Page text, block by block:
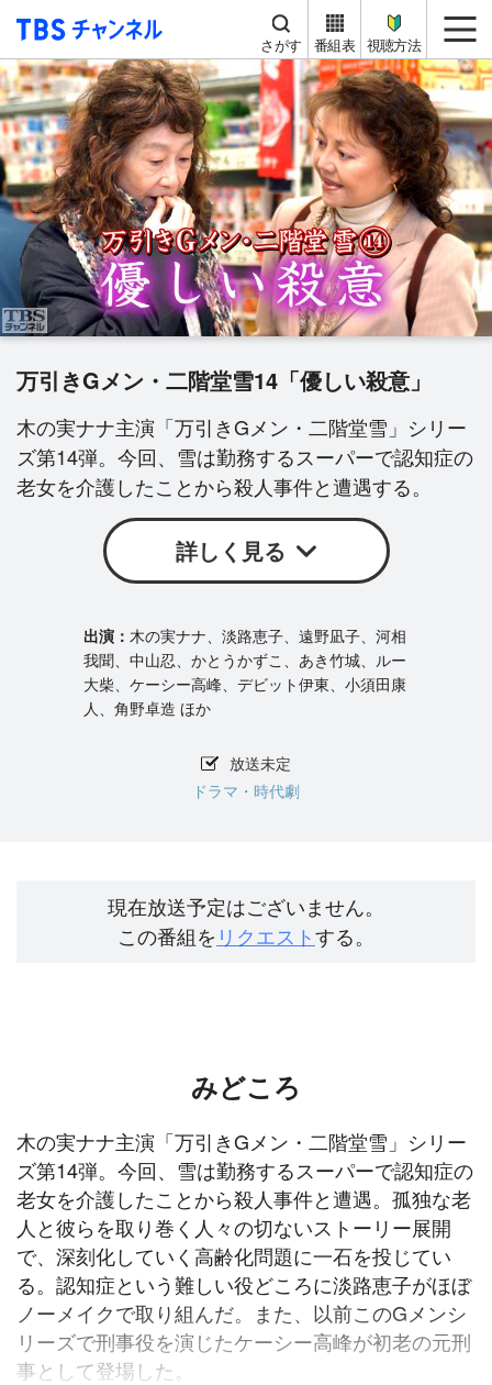
TBS チャンネル
さがす 番組表 視聴方法
万引きGメン・二階堂雪14「優しい殺意」
木の実ナナ主演「万引きGメン・二階堂雪」シリー
ズ第14弾。今回、雪は勤務するスーパーで認知症の
老女を介護したことから殺人事件と遭遇する。
詳しく見る
木の実ナナ、淡路恵子、遠野凪子、河相
我聞、中山忍、かとうかずこ、あき竹城、ルー
大柴、ケーシー高峰、デビット伊東、小須田康
人、角野卓造 ほか
放送未定
ドラマ・時代劇
現在放送予定はございません。
この番組を リクエストする。
みどころ
木の実ナナ主演「万引きGメン・二階堂雪」シリー
ズ第14弾。今回、雪は勤務するスーパーで認知症の
老女を介護したことから殺人事件と遭遇。孤独な老
人と彼らを取り巻く人々の切ないストーリー展開
で、深刻化していく高齢化問題に一石を投じてい
る。認知症という難しい役どころに淡路恵子がほぼ
ノーメイクで取り組んだ。また、以前このGメンシ
リーズで刑事役を演じたケーシー高峰が初老の元刑
事として登場した。